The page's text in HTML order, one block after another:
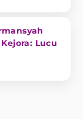
Lucu